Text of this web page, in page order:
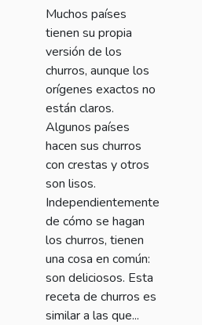
Muchos países
tienen su propia
versión de los
churros, aunque los
orígenes exactos no
están claros.
Algunos países
hacen sus churros
con crestas y otros
son lisos.
Independientemente
de cómo se hagan
los churros, tienen
una cosa en común:
son deliciosos. Esta
receta de churros es
similar a las que...